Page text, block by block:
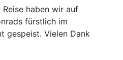
Reise haben wir auf
fürstlich im
gespeist. Vielen Dank